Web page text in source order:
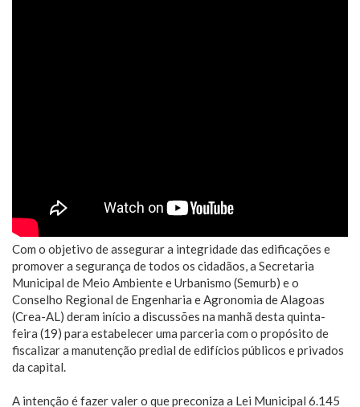
Com o objetivo de assegurar a integridade das edificações e
promover a segurança de todos os cidadãos, a Secretaria
Municipal de Meio Ambiente e Urbanismo (Semurb) e o
Conselho Regional de Engenharia e Agronomia de Alagoas
(Crea-AL) deram início a discussões na manhã desta quinta-
feira (19) para estabelecer uma parceria com o propósito de
fiscalizar a manutenção predial de edifícios públicos e privados
da capital.
A intenção é fazer valer o que preconiza a Lei Municipal 6.145